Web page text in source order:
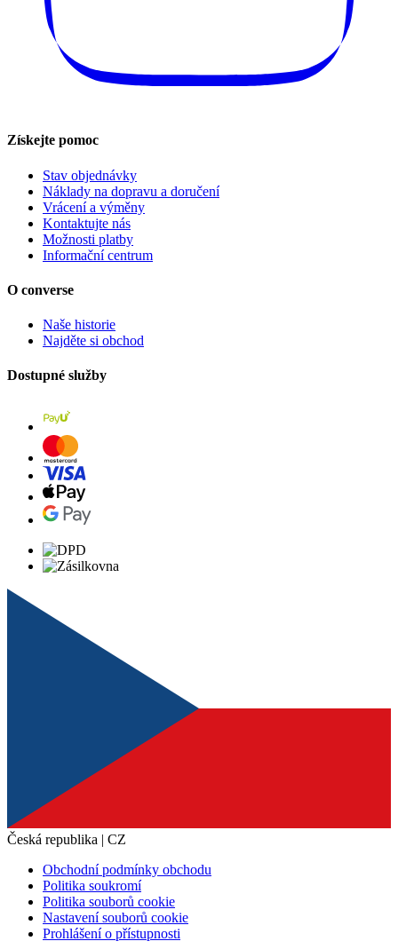
Získejte pomoc
Stav objednávky
Náklady na dopravu a doručení
Vrácení a výměny
Kontaktujte nás
Možnosti platby
Informační centrum
O converse
Naše historie
Najděte si obchod
Dostupné služby
Česká republika | CZ
Obchodní podmínky obchodu
Politika soukromí
Politika souborů cookie
Nastavení souborů cookie
Prohlášení o přístupnosti